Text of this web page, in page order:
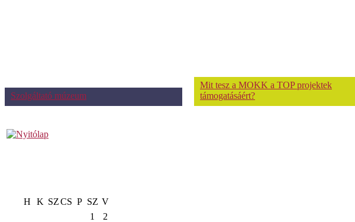
Szolgáltató múzeum
Mit tesz a MOKK a TOP projektek
támogatásáért?
H K SZCS P SZ V
1
2